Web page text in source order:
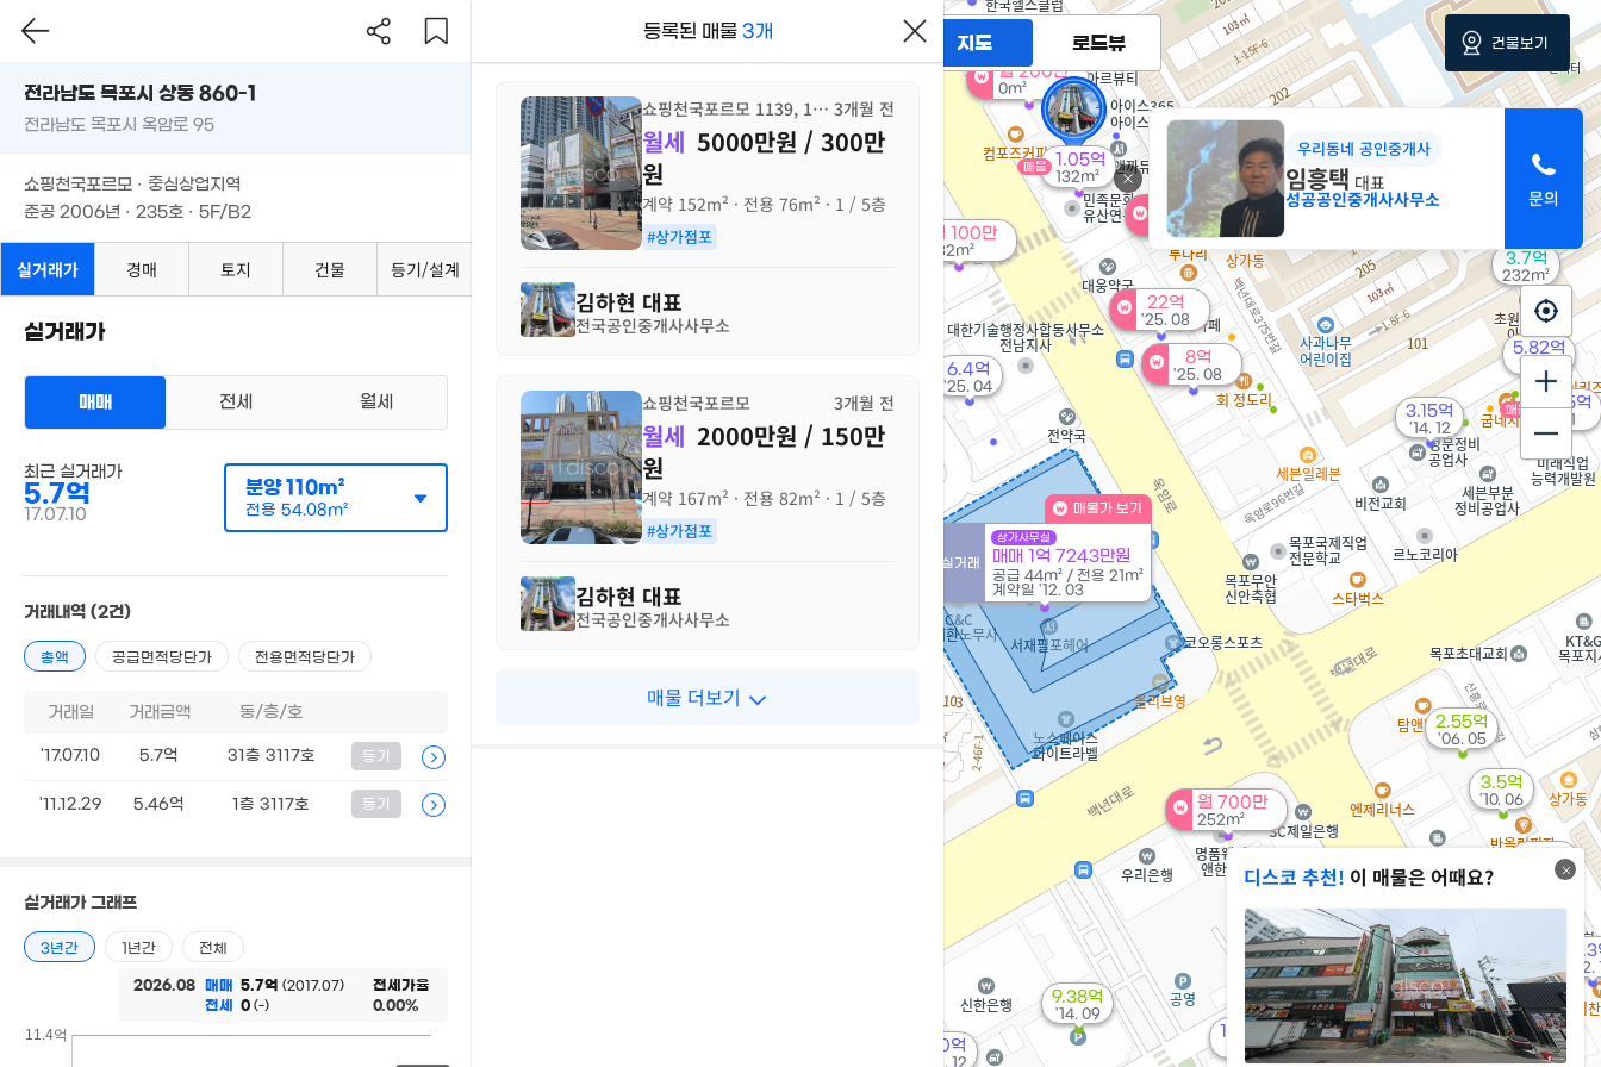
월 200만
0m²
24.5억
'12. 11
매물
1.05억
132m²
매물
4.7억
'26. 05
월 350만
168m²
3.7억
232m²
월 100만
132m²
매물가 보기
실거래
상가사무실
매매 1억 7243만원
공급 44m² / 전용 21m²
계약일 '12. 03
월 700만
252m²
22억
'25. 08
4.8억
'21. 01
매물
8억
'25. 08
15억
'25. 08
6.4억
'25. 04
3.3
'22.
33.1억
'22. 03
13억
'22. 01
19.25억
'22. 01
9억
'20. 03
5.82억
'16. 10
10.4억
'15. 02
3.15억
'14. 12
9.38억
'14. 09
7억
40억
'12. 12
1.69억
'10. 06
3.5억
'10. 06
3.2억
'09. 12
'07. 12
2.55억
'06. 05
디스코 추천! 이 매물은 어때요?
우리동네 공인중개사
임흥택 대표
성공공인중개사사무소
지도 로드뷰
지도
측정
총액
단가
필지
단지
매물만 보기 건물보기
등록된 매물 3개
쇼핑천국포르모 1139, 1139-1 3개월 전
월세 5000만원 / 300만
원
계약 152m² · 전용 76m² · 1 / 5층
#상가점포
김하현 대표
전국공인중개사사무소
쇼핑천국포르모 3개월 전
월세 2000만원 / 150만
원
계약 167m² · 전용 82m² · 1 / 5층
#상가점포
김하현 대표
전국공인중개사사무소
매물 더보기
전라남도 목포시 상동 860-1
전라남도 목포시 옥암로 95
쇼핑천국포르모 · 중심상업지역
준공 2006년 · 235호 · 5F/B2
실거래가 경매 토지 건물 등기/설계
실거래가
매매 전세 월세
최근 실거래가
5.7억
17.07.10
분양110m²
전용 54.08m²
거래내역 (2건)
총액 공급면적당단가 전용면적당단가
거래일 거래금액 동/층/호
'17.07.10 5.7억 31층 3117호 등기
'11.12.29 5.46억 1층 3117호 등기
실거래가 그래프
3년간 1년간 전체
2026.08 매매 5.7억 (2017.07)
전세 0 (-)
전세가율
0.00%
11.4억